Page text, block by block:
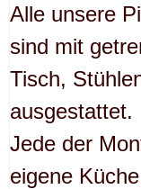
Alle unsere
sind mit
Tisch,
ausgestattet.
Jede der
eigene